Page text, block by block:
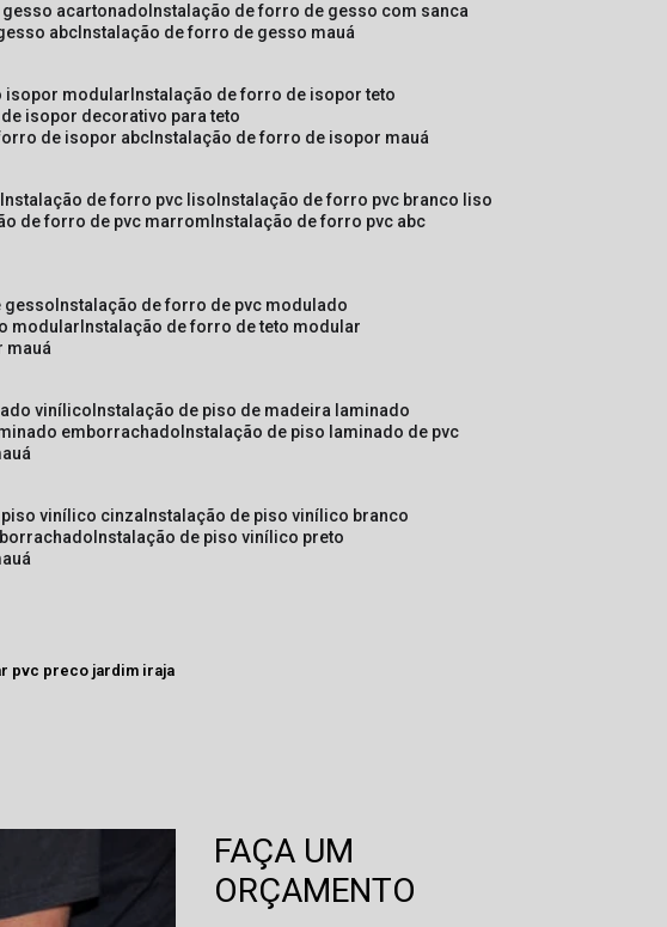
acartonado instalação de forro de gesso com sanca
abc instalação de forro de gesso mauá
isopor modular instalação de forro de isopor teto
isopor decorativo para teto
de isopor abc instalação de forro de isopor mauá
instalação de forro pvc liso instalação de forro pvc branco liso
de forro de pvc marrom instalação de forro pvc abc
gesso instalação de forro de pvc modulado
modular instalação de forro de teto modular
mauá
vinílico instalação de piso de madeira laminado
emborrachado instalação de piso laminado de pvc
piso vinílico cinza instalação de piso vinílico branco
instalação de piso vinílico preto
pvc preco jardim iraja
FAÇA UM
ORÇAMENTO